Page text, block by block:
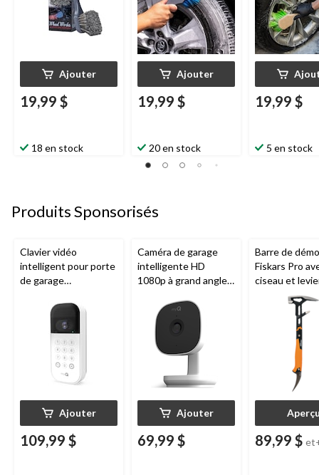
Ajouter
19,99 $
18 en stock
Ajouter
19,99 $
20 en stock
19,99 $
5 en stock
Produits Sponsorisés
Clavier vidéo
intelligent pour porte
de garage
nocturne, résistant
aux intempéries,
Ajouter
109,99 $
Caméra de garage
intelligente HD
1080p à grand angle
nocturne, résistante
aux intempéries
Ajouter
69,99 $
Barre de
Fiskars Pro
ciseau et
de tailles
89,99 $